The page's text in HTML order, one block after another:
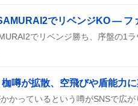
でリベンジKO — フ